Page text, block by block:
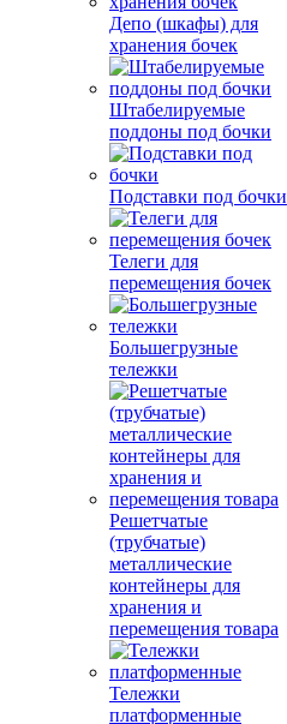
Депо (шкафы) для
хранения бочек
Штабелируемые
поддоны под бочки
Подставки под бочки
Телеги для
перемещения бочек
Большегрузные
тележки
Решетчатые
(трубчатые)
металлические
контейнеры для
хранения и
перемещения товара
Тележки
платформенные